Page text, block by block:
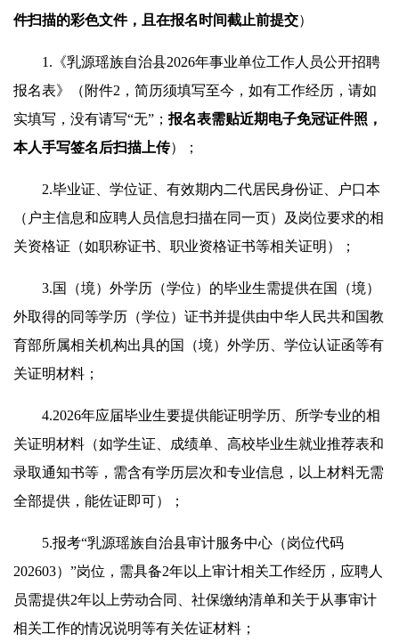
件扫描的彩色文件，且在报名 时间截止前提交）
1.《乳源瑶族自治县2026年事业单位工作人员公开招聘
报名表》（附件2，简历须填写至今，如有工作经历，请如
实填写，没有请写“无”； 报名表需贴近期电子免冠证件照，
本人手写签名后扫描上传）；
2.毕业证、学位证、有效期内二代居民身份证、户口本
（户主信息和应聘人员信息扫描在同一页）及岗位要求的相
关资格证（如职称证书、职业资格证书等相关证明）；
3.国（境）外学历（学位）的毕业生需提供在国（境）
外取得的同等学历（学位）证书并提供由中华人民共和国教
育部所属相关机构出具的国（境）外学历、学位认证函等有
关证明材料；
4.2026年应届毕业生要提供能证明学历、所学专业的相
关证明材料（如学生证、成绩单、高校毕业生就业推荐表和
录取通知书等，需含有学历层次和专业信息，以上材料无需
全部提供，能佐证即可）；
5.报考“乳源瑶族自治县审计服务中心（岗位代码
202603）”岗位，需具备2年以上审计相关工作经历，应聘人
员需提供2年以上劳动合同、社保缴纳清单和关于从事审计
相关工作的情况说明等有关佐证材料；